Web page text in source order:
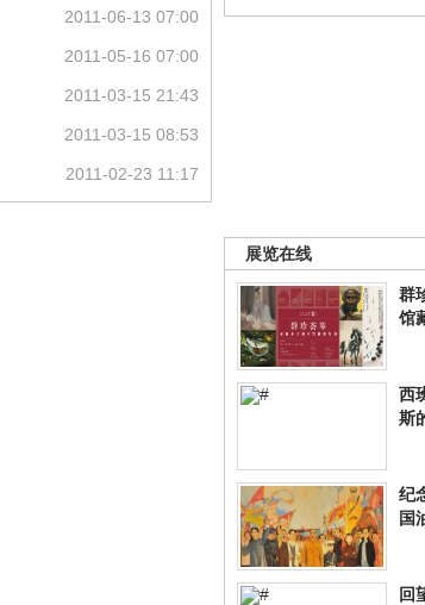
展览在线
群
馆
西
斯
纪
国
回
2011-06-13 07:00
2011-05-16 07:00
2011-03-15 21:43
2011-03-15 08:53
2011-02-23 11:17